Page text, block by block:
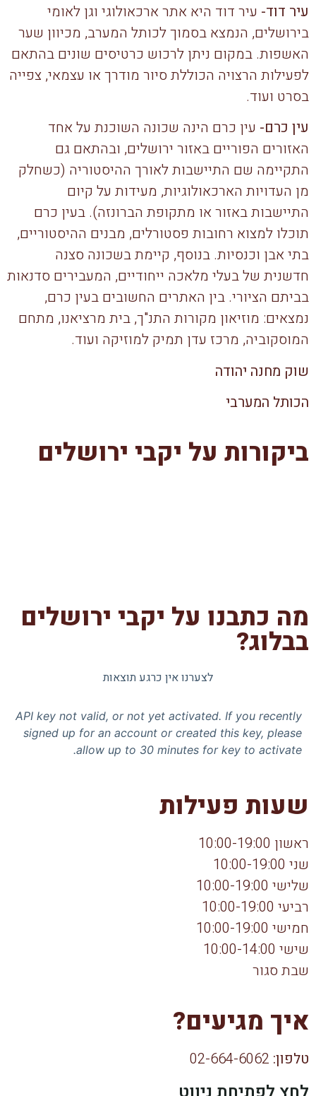
עיר דוד- עיר דוד היא אתר ארכאולוגי וגן לאומי
בירושלים, הנמצא בסמוך לכותל המערב, מכיוון שער
האשפות. במקום ניתן לרכוש כרטיסים שונים בהתאם
לפעילות הרצויה הכוללת סיור מודרך או עצמאי, צפייה
בסרט ועוד.
עין כרם- עין כרם הינה שכונה השוכנת על אחד
האזורים הפוריים באזור ירושלים, ובהתאם גם
התקיימה שם התיישבות לאורך ההיסטוריה (כשחלק
מן העדויות הארכאולוגיות, מעידות על קיום
התיישבות באזור או מתקופת הברונזה). בעין כרם
תוכלו למצוא רחובות פסטורלים, מבנים ההיסטוריים,
בתי אבן וכנסיות. בנוסף, קיימת בשכונה סצנה
חדשנית של בעלי מלאכה ייחודיים, המעבירים סדנאות
בביתם הציורי. בין האתרים החשובים בעין כרם,
נמצאים: מוזיאון מקורות התנ"ך, בית מרציאנו, מתחם
המוסקוביה, מרכז עדן תמיק למוזיקה ועוד.
שוק מחנה יהודה
הכותל המערבי
ביקורות על יקבי ירושלים
מה כתבנו על יקבי ירושלים
בבלוג?
לצערנו אין כרגע תוצאות
API key not valid, or not yet activated. If you recently
signed up for an account or created this key, please
allow up to 30 minutes for key to activate.
שעות פעילות
ראשון 10:00-19:00
שני 10:00-19:00
שלישי 10:00-19:00
רביעי 10:00-19:00
חמישי 10:00-19:00
שישי 10:00-14:00
שבת סגור
איך מגיעים?
טלפון: